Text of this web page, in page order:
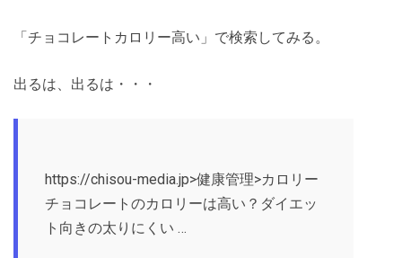
「チョコレートカロリー高い」で検索してみる。
出るは、出るは・・・
https://chisou-media.jp>健康管理>カロリー
チョコレートのカロリーは高い？ダイエッ
ト向きの太りにくい …